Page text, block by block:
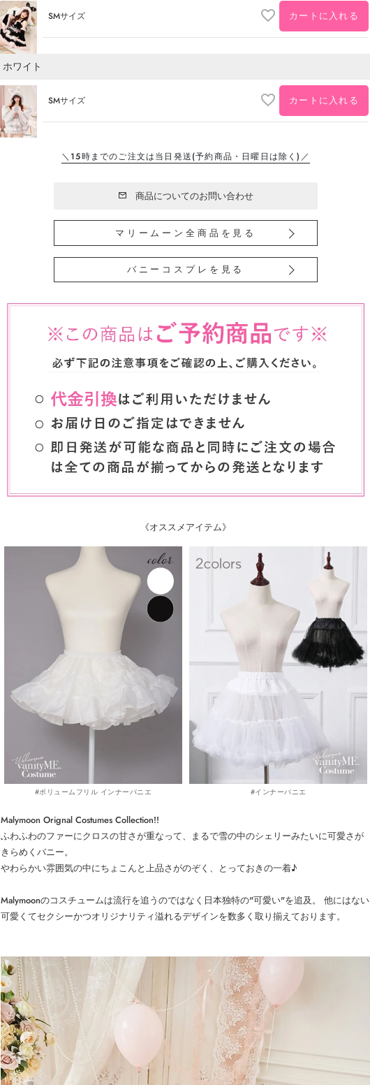
SMサイズ カートに入れる
ホワイト
SMサイズ カートに入れる
＼15時までのご注文は当日発送(予約商品・日曜日は除く)／
商品についてのお問い合わせ
マリームーン全商品を見る
バニーコスプレを見る
《オススメアイテム》
#ボリュームフリル インナーパニエ #インナーパニエ
Malymoon Orignal Costumes Collection!!
ふわふわのファーにクロスの甘さが重なって、まるで雪の中のシェリーみたいに可愛さが
きらめくバニー。
やわらかい雰囲気の中にちょこんと上品さがのぞく、とっておきの一着♪
Malymoonのコスチュームは流行を追うのではなく日本独特の"可愛い"を追及。 他にはない
可愛くてセクシーかつオリジナリティ溢れるデザインを数多く取り揃えております。